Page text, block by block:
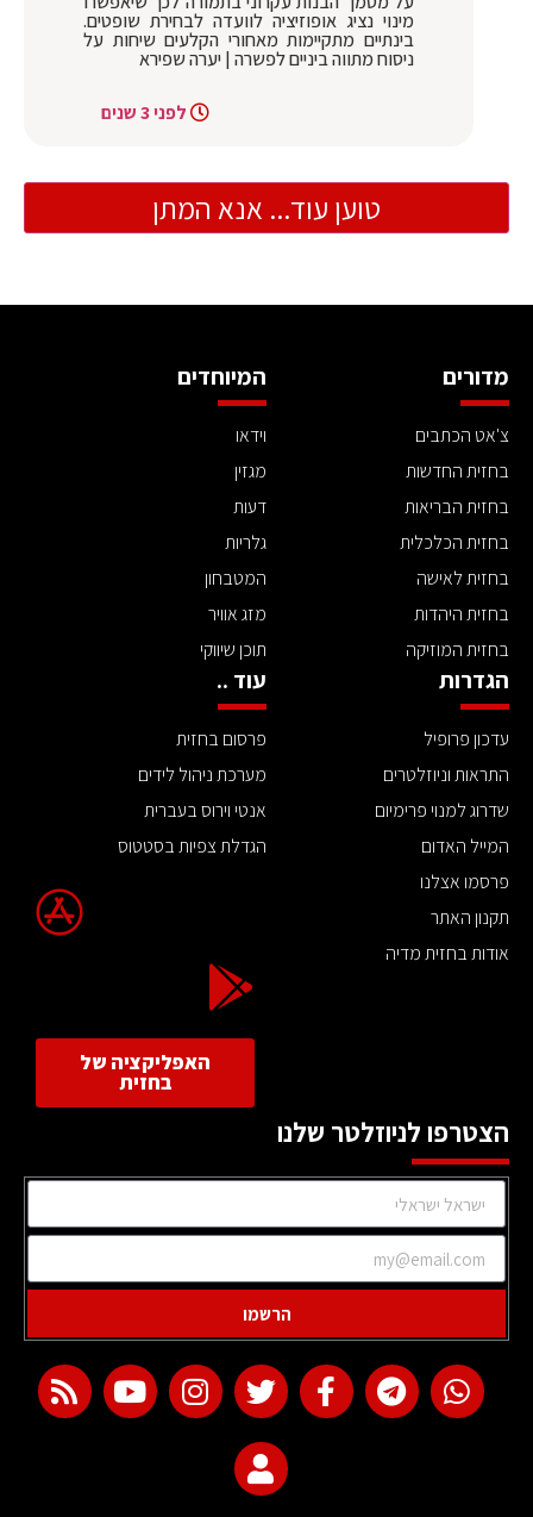
מינוי נציג אופוזיציה לוועדה לבחירת שופטים.
בינתיים מתקיימות מאחורי הקלעים שיחות על
ניסוח מתווה ביניים לפשרה | יערה שפירא
לפני 3 שנים
טוען עוד... אנא המתן
מדורים
צ'אט הכתבים
בחזית החדשות
בחזית הבריאות
בחזית הכלכלית
בחזית לאישה
בחזית היהדות
בחזית המוזיקה
המיוחדים
וידאו
מגזין
דעות
גלריות
המטבחון
מזג אוויר
תוכן שיווקי
הגדרות
עדכון פרופיל
התראות וניוזלטרים
שדרוג למנוי פרימיום
המייל האדום
פרסמו אצלנו
תקנון האתר
אודות בחזית מדיה
עוד ..
פרסום בחזית
מערכת ניהול לידים
אנטי וירוס בעברית
הגדלת צפיות בסטטוס
האפליקציה של
בחזית
הצטרפו לניוזלטר שלנו
הרשמו